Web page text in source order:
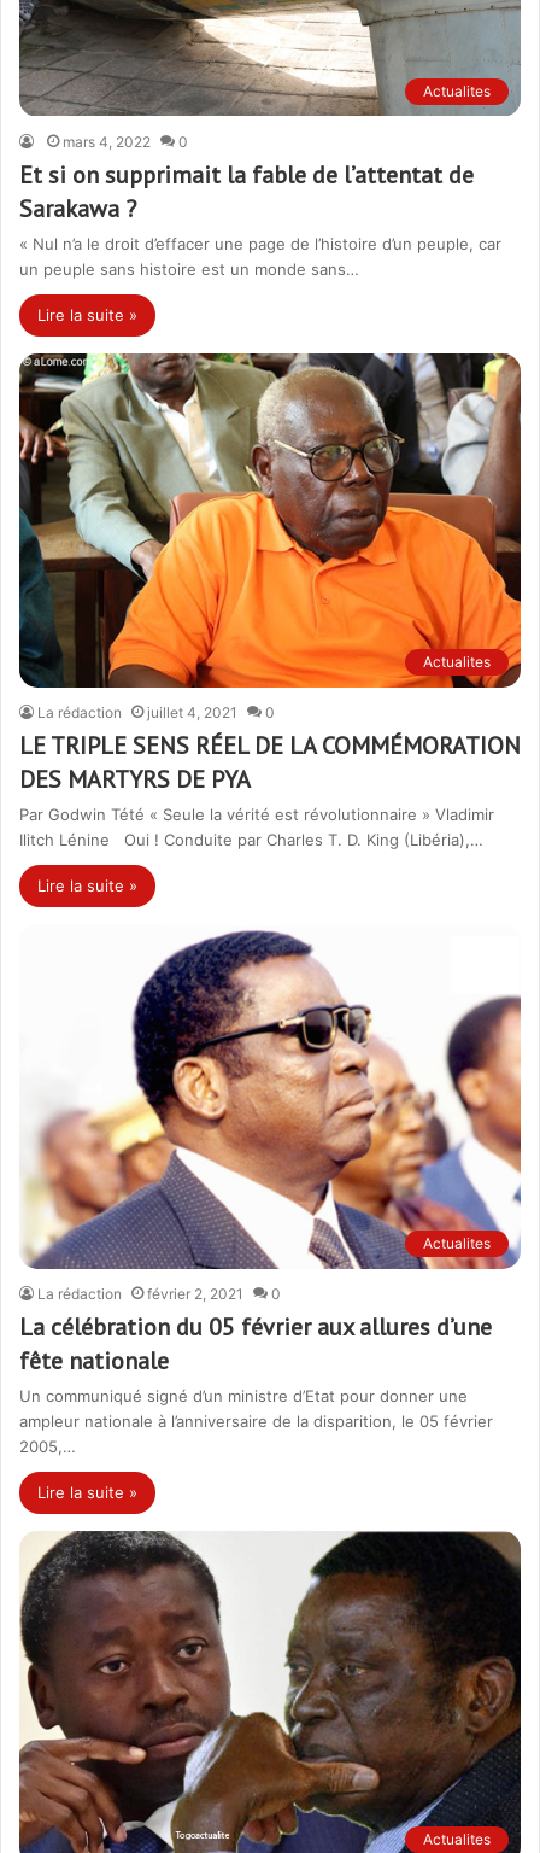
Actualites
mars 4, 2022 0
Et si on supprimait la fable de l’attentat de
Sarakawa ?
« Nul n’a le droit d’effacer une page de l’histoire d’un peuple, car
un peuple sans histoire est un monde sans…
Lire la suite »
Actualites
La rédaction juillet 4, 2021 0
LE TRIPLE SENS RÉEL DE LA COMMÉMORATION
DES MARTYRS DE PYA
Par Godwin Tété « Seule la vérité est révolutionnaire » Vladimir
Ilitch Lénine Oui ! Conduite par Charles T. D. King (Libéria),…
Lire la suite »
Actualites
La rédaction février 2, 2021 0
La célébration du 05 février aux allures d’une
fête nationale
Un communiqué signé d’un ministre d’Etat pour donner une
ampleur nationale à l’anniversaire de la disparition, le 05 février
2005,…
Lire la suite »
Actualites